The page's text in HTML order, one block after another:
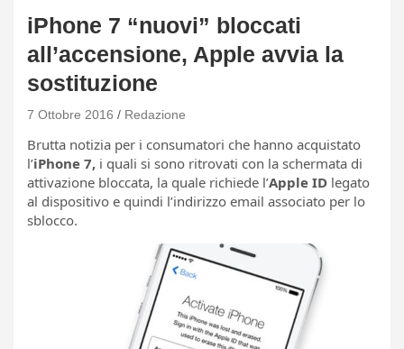
iPhone 7 “nuovi” bloccati
all’accensione, Apple avvia la
sostituzione
7 Ottobre 2016 Redazione
Brutta notizia per i consumatori che hanno acquistato
l’iPhone 7, i quali si sono ritrovati con la schermata di
attivazione bloccata, la quale richiede l’Apple ID legato
al dispositivo e quindi l’indirizzo email associato per lo
sblocco.